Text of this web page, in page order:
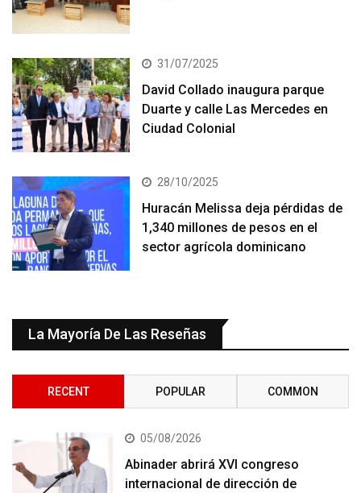
31/07/2025
David Collado inaugura parque
Duarte y calle Las Mercedes en
Ciudad Colonial
28/10/2025
Huracán Melissa deja pérdidas de
1,340 millones de pesos en el
sector agrícola dominicano
La Mayoría De Las Reseñas
RECENT POPULAR COMMON
05/08/2026
Abinader abrirá XVI congreso
internacional de dirección de